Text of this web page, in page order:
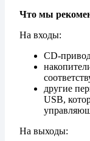
Что мы
На входы:
CD-
другие
USB,
На выходы: